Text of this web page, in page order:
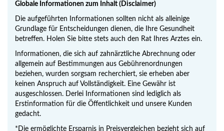
Globale Informationen zum Inhalt (Disclaimer)
Die aufgeführten Informationen sollten nicht als alleinige
Grundlage für Entscheidungen dienen, die Ihre Gesundheit
betreffen. Holen Sie bitte stets auch den Rat Ihres Arztes ein.
Informationen, die sich auf zahnärztliche Abrechnung oder
allgemein auf Bestimmungen aus Gebührenordnungen
beziehen, wurden sorgsam recherchiert, sie erheben aber
keinen Anspruch auf Vollständigkeit. Eine Gewähr ist
ausgeschlossen. Derlei Informationen sind lediglich als
Erstinformation für die Öffentlichkeit und unsere Kunden
gedacht.
*Die ermöglichte Ersparnis in Preisvergleichen bezieht sich auf